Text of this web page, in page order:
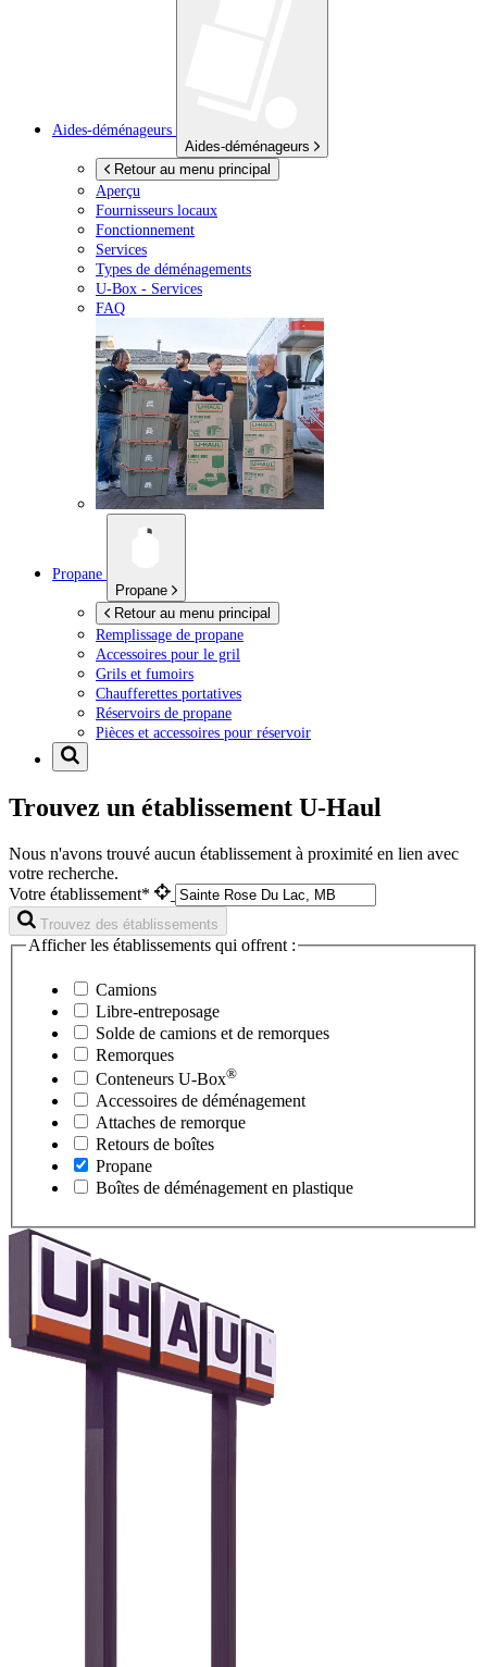
Aides-déménageurs
Aides-déménageurs
Retour au menu principal
Aperçu
Fournisseurs locaux
Fonctionnement
Services
Types de déménagements
U-Box - Services
FAQ
Propane
Propane
Retour au menu principal
Remplissage de propane
Accessoires pour le gril
Grils et fumoirs
Chaufferettes portatives
Réservoirs de propane
Pièces et accessoires pour réservoir
Trouvez un établissement U-Haul
Nous n'avons trouvé aucun établissement à proximité en lien avec
votre recherche.
Votre établissement*
Trouvez des établissements
Afficher les établissements qui offrent :
Camions
Libre-entreposage
Solde de camions et de remorques
Remorques
Conteneurs U-Box®
Accessoires de déménagement
Attaches de remorque
Retours de boîtes
Propane
Boîtes de déménagement en plastique